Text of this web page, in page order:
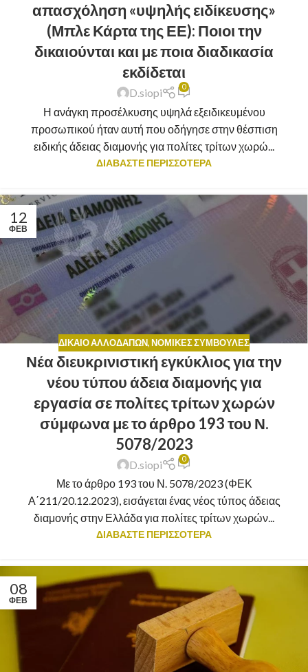
απασχόληση «υψηλής ειδίκευσης»
(Μπλε Κάρτα της ΕΕ): Ποιοι την
δικαιούνται και με ποια διαδικασία
εκδίδεται
D.siopi 0
Η ανάγκη προσέλκυσης υψηλά εξειδικευμένου
προσωπικού ήταν αυτή που οδήγησε στην θέσπιση
ειδικής άδειας διαμονής για πολίτες τρίτων χωρώ...
ΔΙΑΒΑΣΤΕ ΠΕΡΙΣΣΟΤΕΡΑ
12
ΦΕΒ
ΔΊΚΑΙΟ ΑΛΛΟΔΑΠΏΝ,ΝΟΜΙΚΈΣ ΣΥΜΒΟΥΛΈΣ
Νέα διευκρινιστική εγκύκλιος για την
νέου τύπου άδεια διαμονής για
εργασία σε πολίτες τρίτων χωρών
σύμφωνα με το άρθρο 193 του Ν.
5078/2023
D.siopi 0
Με το άρθρο 193 του Ν. 5078/2023 (ΦΕΚ
Α΄211/20.12.2023), εισάγεται ένας νέος τύπος άδειας
διαμονής στην Ελλάδα για πολίτες τρίτων χωρών...
ΔΙΑΒΑΣΤΕ ΠΕΡΙΣΣΟΤΕΡΑ
08
ΦΕΒ